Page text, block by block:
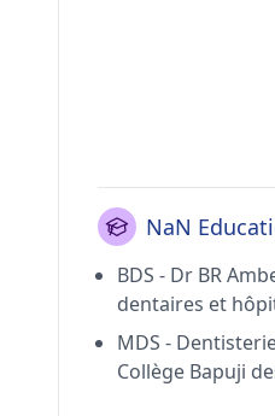
NaN
BDS - Dr BR
dentaires et
MDS -
Collège Bapuji